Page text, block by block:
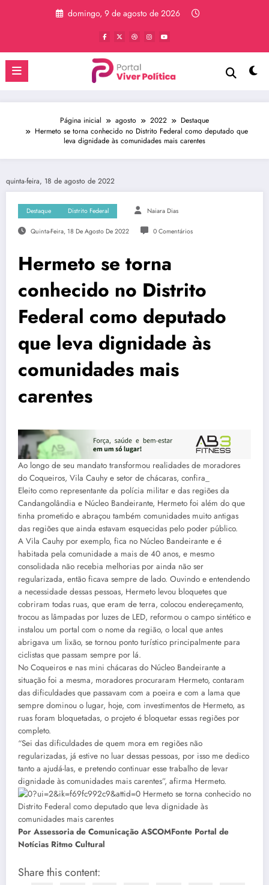
domingo, 9 de agosto de 2026
Página inicial agosto 2022
Destaque
Hermeto se torna conhecido no Distrito Federal como deputado que
leva dignidade às comunidades mais carentes
quinta-feira, 18 de agosto de 2022
Destaque Distrito Federal Naiara Dias
Quinta-Feira, 18 De Agosto De 2022 0 Comentários
Hermeto se torna
conhecido no Distrito
Federal como deputado
que leva dignidade às
comunidades mais
carentes
Ao longo de seu mandato transformou realidades de moradores
do Coqueiros, Vila Cauhy e setor de chácaras, confira_
Eleito como representante da polícia militar e das regiões da
Candangolândia e Núcleo Bandeirante, Hermeto foi além do que
tinha prometido e abraçou também comunidades muito antigas
das regiões que ainda estavam esquecidas pelo poder público.
A Vila Cauhy por exemplo, fica no Núcleo Bandeirante e é
habitada pela comunidade a mais de 40 anos, e mesmo
consolidada não recebia melhorias por ainda não ser
regularizada, então ficava sempre de lado. Ouvindo e entendendo
a necessidade dessas pessoas, Hermeto levou bloquetes que
cobriram todas ruas, que eram de terra, colocou endereçamento,
trocou as lâmpadas por luzes de LED, reformou o campo sintético e
instalou um portal com o nome da região, o local que antes
abrigava um lixão, se tornou ponto turístico principalmente para
ciclistas que passam sempre por lá.
No Coqueiros e nas mini chácaras do Núcleo Bandeirante a
situação foi a mesma, moradores procuraram Hermeto, contaram
das dificuldades que passavam com a poeira e com a lama que
sempre dominou o lugar, hoje, com investimentos de Hermeto, as
ruas foram bloquetadas, o projeto é bloquetar essas regiões por
completo.
“Sei das dificuldades de quem mora em regiões não
regularizadas, já estive no luar dessas pessoas, por isso me dedico
tanto a ajudá-las, e pretendo continuar esse trabalho de levar
dignidade às comunidades mais carentes”, afirma Hermeto.
Por Assessoria de Comunicação ASCOMFonte Portal de
Notícias Ritmo Cultural
Share this content: